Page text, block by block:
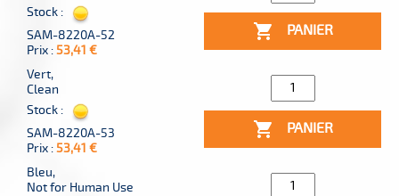
Stock :
SAM-8220A-52
Prix :53,41 €
 PANIER
Vert,
Clean
Stock :
SAM-8220A-53
Prix :53,41 €
 PANIER
Bleu,
Not for Human Use